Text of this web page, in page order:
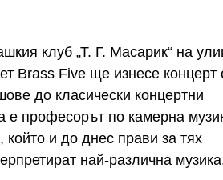
клуб „Т. Г. Масарик“ на
Brass Five ще изнесе концерт
до класически концертни
професорът по камерна
и до днес прави за тях
най-различна